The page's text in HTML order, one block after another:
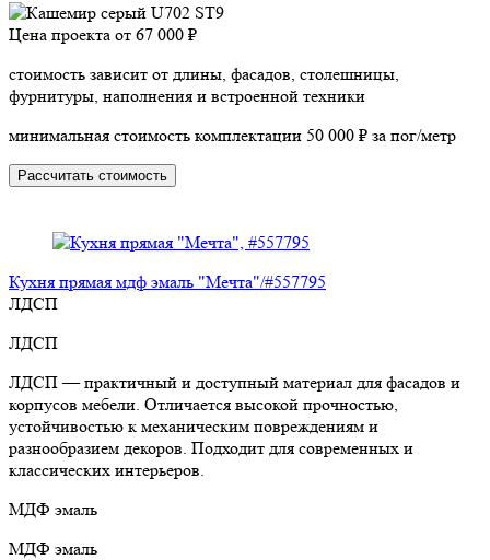
Цена проекта от 67 000 ₽
стоимость зависит от длины, фасадов, столешницы,
фурнитуры, наполнения и встроенной техники
минимальная стоимость комплектации 50 000 ₽ за пог/метр
Рассчитать стоимость
Кухня прямая мдф эмаль "Мечта"/#557795
ЛДСП
ЛДСП
ЛДСП — практичный и доступный материал для фасадов и
корпусов мебели. Отличается высокой прочностью,
устойчивостью к механическим повреждениям и
разнообразием декоров. Подходит для современных и
классических интерьеров.
МДФ эмаль
МДФ эмаль